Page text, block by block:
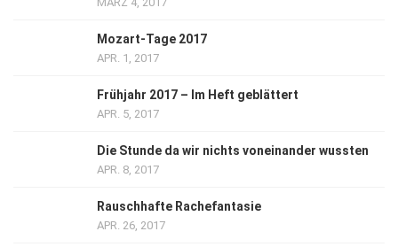
Mozart-Tage 2017
APR. 1, 2017
Frühjahr 2017 – Im Heft geblättert
APR. 5, 2017
Die Stunde da wir nichts voneinander wussten
APR. 8, 2017
Rauschhafte Rachefantasie
APR. 26, 2017